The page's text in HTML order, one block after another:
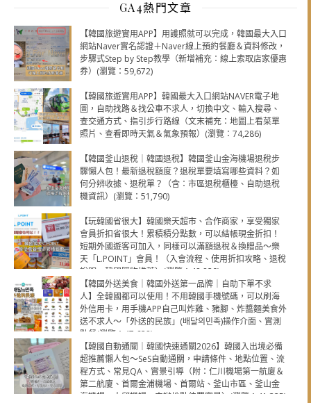
GA4熱門文章
【韓國旅遊實用APP】用護照就可以完成，韓國最大入口
網站Naver實名認證＋Naver線上預約餐廳＆資料修改，
步驟式Step by Step教學（新增補充：線上索取店家優惠
券）(瀏覽：59,672)
【韓國旅遊實用APP】韓國最大入口網站NAVER電子地
圖，自助找路＆找公車不求人，切換中文、輸入搜尋、
查交通方式、指引步行路線（文末補充：地圖上看菜單
照片、查看即時天氣＆氣象預報）(瀏覽：74,286)
【韓國釜山退稅｜韓國退稅】韓國釜山金海機場退稅步
驟懶人包！最新退稅額度？退稅單要填寫哪些資料？如
何分辨收據、退稅單？（含：市區退稅櫃檯、自助退稅
機資訊）(瀏覽：51,790)
【玩韓國省很大】韓國樂天超市、合作商家，享受獨家
會員折扣省很大！累積積分點數，可以結帳現金折扣！
短期外國遊客可加入，同樣可以滿額退稅＆換贈品～樂
天「L.POINT」會員！（入會流程、使用折扣攻略、退稅
說明，韓國購物推薦）(瀏覽：48,820)
【韓國外送美食｜韓國外送第一品牌｜自助下單不求
人】全韓國都可以使用！不用韓國手機號碼，可以刷海
外信用卡，用手機APP自己叫炸雞、豬腳、炸醬麵美食外
送不求人～「外送的民族」(배달의민족)操作介面、實測
點餐(瀏覽：47,628)
【韓國自動通關｜韓國快速通關2026】韓國入出境必備
超推薦懶人包～SeS自動通關，申請條件、地點位置、流
程方式、常見QA、實景引導（附：仁川機場第一航廈＆
第二航廈、首爾金浦機場、首爾站、釜山市區、釜山金
海機場、大邱機場，申辦地點位置實景）(瀏覽：41,325)